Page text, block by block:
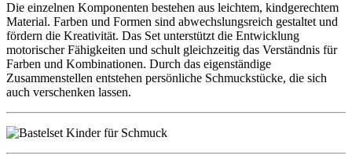
Die einzelnen Komponenten bestehen aus leichtem, kindgerechtem
Material. Farben und Formen sind abwechslungsreich gestaltet und
fördern die Kreativität. Das Set unterstützt die Entwicklung
motorischer Fähigkeiten und schult gleichzeitig das Verständnis für
Farben und Kombinationen. Durch das eigenständige
Zusammenstellen entstehen persönliche Schmuckstücke, die sich
auch verschenken lassen.